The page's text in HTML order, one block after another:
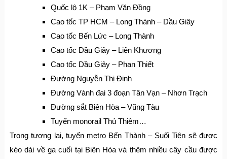
Quốc lộ 1K – Phạm Văn Đồng
Cao tốc TP HCM – Long Thành – Dầu Giây
Cao tốc Bến Lức – Long Thành
Cao tốc Dầu Giây – Liên Khương
Cao tốc Dầu Giây – Phan Thiết
Đường Nguyễn Thị Định
Đường Vành đai 3 đoạn Tân Vạn – Nhơn Trạch
Đường sắt Biên Hòa – Vũng Tàu
Tuyến monorail Thủ Thiêm…
Trong tương lai, tuyến metro Bến Thành – Suối Tiên sẽ được
kéo dài về ga cuối tại Biên Hòa và thêm nhiều cây cầu được